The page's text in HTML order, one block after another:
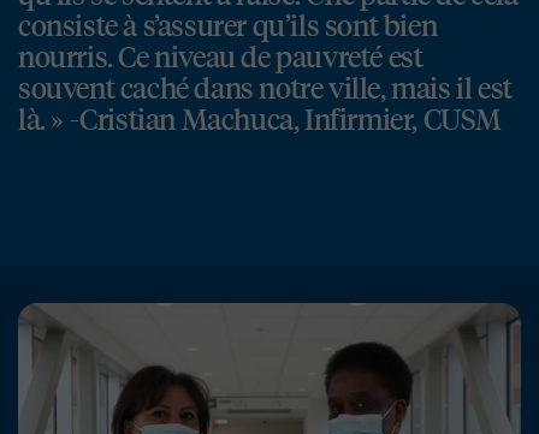
consiste à s’assurer qu’ils sont bien
nourris. Ce niveau de pauvreté est
souvent caché dans notre ville, mais il est
là. » -Cristian Machuca, Infirmier, CUSM